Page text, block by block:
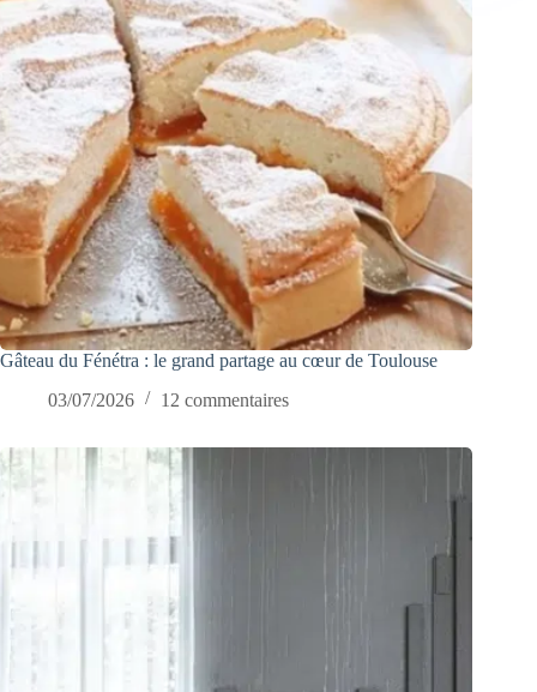
Gâteau du Fénétra : le grand partage au cœur de Toulouse
03/07/2026
12 commentaires